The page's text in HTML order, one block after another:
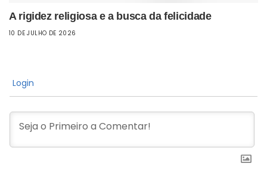
A rigidez religiosa e a busca da felicidade
10 DE JULHO DE 2026
Login